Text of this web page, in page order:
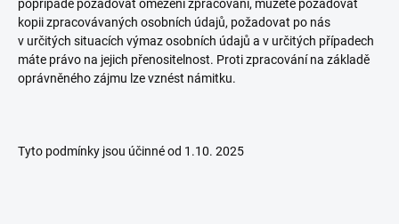
popřípadě požadovat omezení zpracování, můžete požadovat
kopii zpracovávaných osobních údajů, požadovat po nás
v určitých situacích výmaz osobních údajů a v určitých případech
máte právo na jejich přenositelnost. Proti zpracování na základě
oprávněného zájmu lze vznést námitku.
Tyto podmínky jsou účinné od 1.10. 2025